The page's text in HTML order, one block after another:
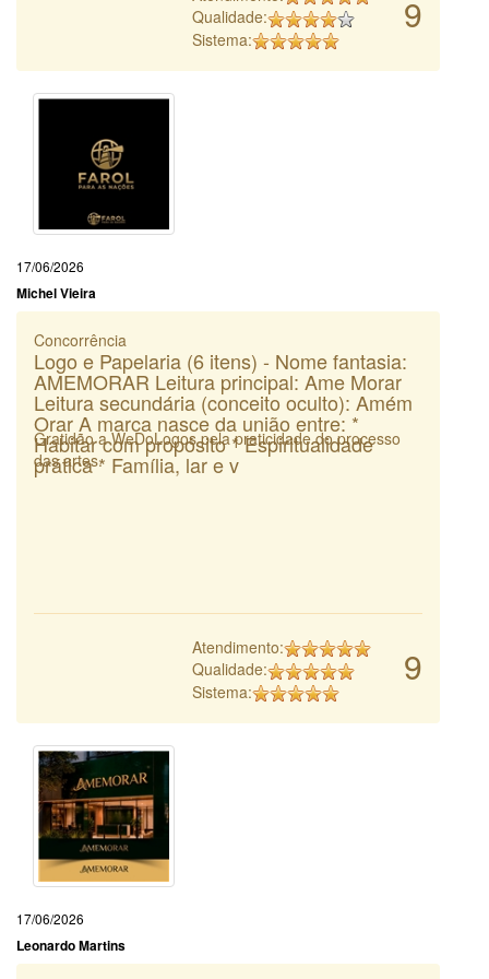
9
Qualidade:
Sistema:
17/06/2026
Michel Vieira
Concorrência
Logo e Papelaria (6 itens) - Nome fantasia:
AMEMORAR Leitura principal: Ame Morar
Leitura secundária (conceito oculto): Amém
Orar A marca nasce da união entre: *
Habitar com propósito * Espiritualidade
prática * Família, lar e v
Gratidão a WeDoLogos pela praticidade do processo
das artes.
9
Atendimento:
Qualidade:
Sistema:
17/06/2026
Leonardo Martins